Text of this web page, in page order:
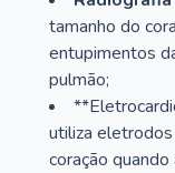
tamanho do
entupimentos
pulmão;
utiliza
coração